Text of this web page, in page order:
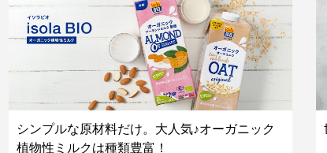
シンプルな原材料だけ。大人気♪オーガニック
植物性ミルクは種類豊富！